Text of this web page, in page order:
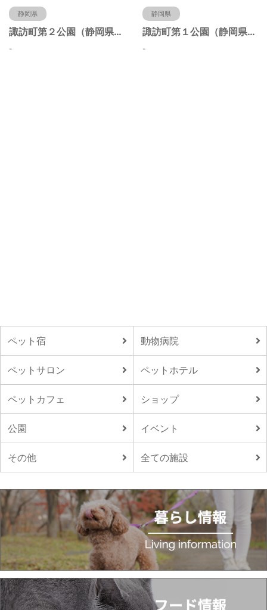
静岡県
諏訪町第２公園（静岡県静岡市）
-
静岡県
諏訪町第１公園（静岡県静岡市）
-
ペット宿 動物病院
ペットサロン ペットホテル
ペットカフェ ショップ
公園 イベント
その他 全ての施設